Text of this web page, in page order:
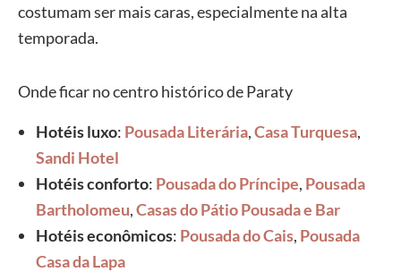
costumam ser mais caras, especialmente na alta
temporada.
Onde ficar no centro histórico de Paraty
Hotéis luxo: Pousada Literária,Casa Turquesa,
Sandi Hotel
Hotéis conforto: Pousada do Príncipe, Pousada
Bartholomeu,Casas do Pátio Pousada e Bar
Hotéis econômicos: Pousada do Cais, Pousada
Casa da Lapa